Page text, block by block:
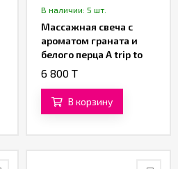
В наличии: 5 шт.
Массажная свеча с
ароматом граната и
белого перца A trip to
the Orient «Petits
ML
6 800 T
В корзину